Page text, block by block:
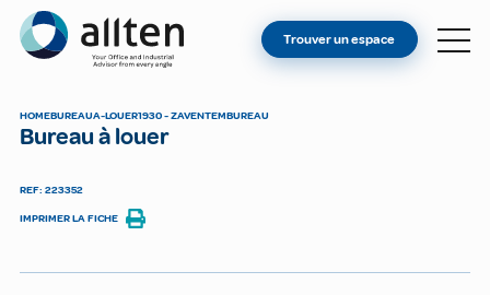
Allten
TROUVER UN ESPACE
Trouver un espace
HOMEBUREAUA-LOUER1930 - ZAVENTEMBUREAU
Bureau à louer
REF: 223352
IMPRIMER LA FICHE